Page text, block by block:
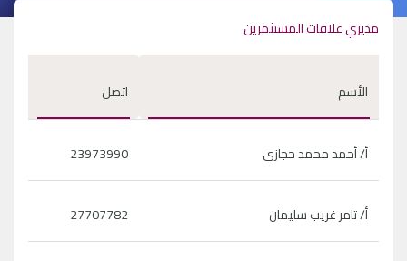
مديري علاقات المستثمرين
الأسم اتصل
أ/ أحمد محمد حجازى 23973990
أ/ تامر غريب سليمان 27707782